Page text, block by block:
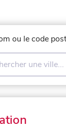
ou le code